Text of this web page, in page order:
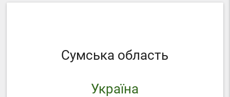
Сумська область
Україна